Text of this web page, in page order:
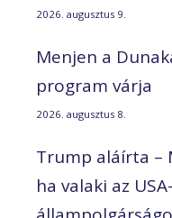
2026. augusztus 9.
Menjen a
program várja
2026. augusztus 8.
Trump aláírta –
ha valaki az